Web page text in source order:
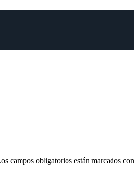
campos obligatorios están marcados con